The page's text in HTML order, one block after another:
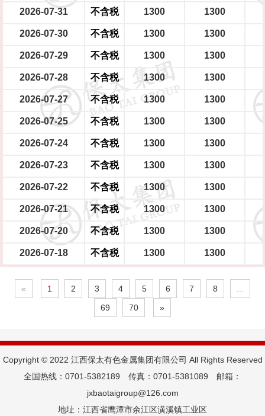
2026-07-31 不含税 1300 1300
2026-07-30 不含税 1300 1300
2026-07-29 不含税 1300 1300
2026-07-28 不含税 1300 1300
2026-07-27 不含税 1300 1300
2026-07-25 不含税 1300 1300
2026-07-24 不含税 1300 1300
2026-07-23 不含税 1300 1300
2026-07-22 不含税 1300 1300
2026-07-21 不含税 1300 1300
2026-07-20 不含税 1300 1300
2026-07-18 不含税 1300 1300
« 1 2 3 4 5 6 7 8
69
70 »
Copyright © 2022 江西保太有色金属集团有限公司 All Rights Reserved
全国热线：0701-5382189 传真：0701-5381089 邮箱：
jxbaotaigroup@126.com
地址：江西省鹰潭市余江区潢溪镇工业区